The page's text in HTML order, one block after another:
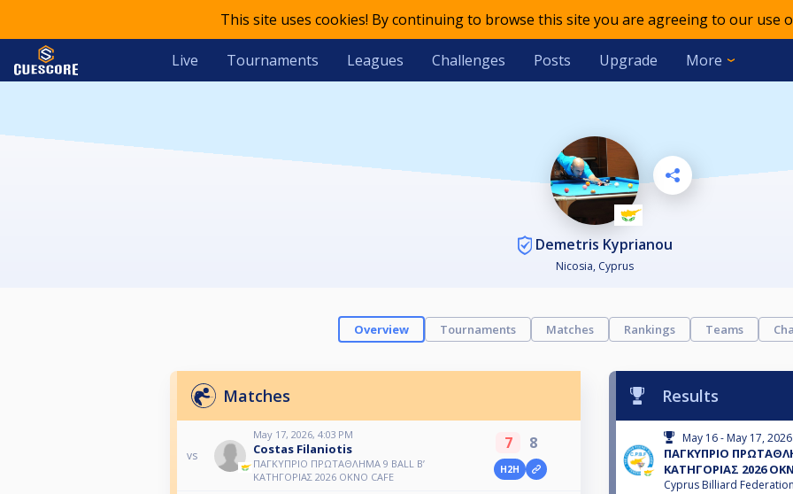
This site uses cookies! By continuing to browse this site you are agreeing to our use
Live Tournaments Leagues Challenges Posts Upgrade More
Demetris Kyprianou
Nicosia, Cyprus
Overview Tournaments Matches Rankings Teams
Matches
vs
May 17, 2026, 4:03 PM
Costas Filaniotis
ΠΑΓΚΥΠΡΙΟ ΠΡΩΤΑΘΛΗΜΑ 9 BALL B’
ΚΑΤΗΓΟΡΙΑΣ 2026 OKNO CAFE
7 8
H2H
Results
May 16 - May 17, 2026
ΠΑΓΚΥΠΡΙΟ
ΚΑΤΗΓΟΡΙΑΣ 2026
Cyprus Billiard Federation